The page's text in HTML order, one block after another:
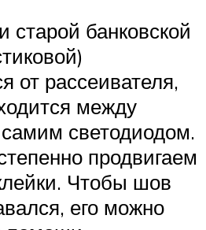
банковской
от рассеивателя,
между
светодиодом.
продвигаем
Чтобы шов
его можно